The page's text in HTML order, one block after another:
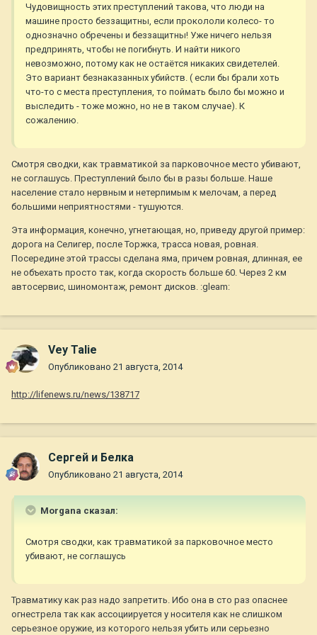
Чудовищность этих преступлений такова, что люди на
машине просто беззащитны, если прокололи колесо- то
однозначно обречены и беззащитны! Уже ничего нельзя
предпринять, чтобы не погибнуть. И найти никого
невозможно, потому как не остаётся никаких свидетелей.
Это вариант безнаказанных убийств. ( если бы брали хоть
что-то с места преступления, то поймать было бы можно и
выследить - тоже можно, но не в таком случае). К
сожалению.
Смотря сводки, как травматикой за парковочное место убивают,
не соглашусь. Преступлений было бы в разы больше. Наше
население стало нервным и нетерпимым к мелочам, а перед
большими неприятностями - тушуются.
Эта информация, конечно, угнетающая, но, приведу другой пример:
дорога на Селигер, после Торжка, трасса новая, ровная.
Посередине этой трассы сделана яма, причем ровная, длинная, ее
не объехать просто так, когда скорость больше 60. Через 2 км
автосервис, шиномонтаж, ремонт дисков. :gleam:
Vey Talie
Опубликовано 21 августа, 2014
http://lifenews.ru/news/138717
Сергей и Белка
Опубликовано 21 августа, 2014
Morgana сказал:
Смотря сводки, как травматикой за парковочное место
убивают, не соглашусь
Травматику как раз надо запретить. Ибо она в сто раз опаснее
огнестрела так как ассоциируется у носителя как не слишком
серьезное оружие, из которого нельзя убить или серьезно